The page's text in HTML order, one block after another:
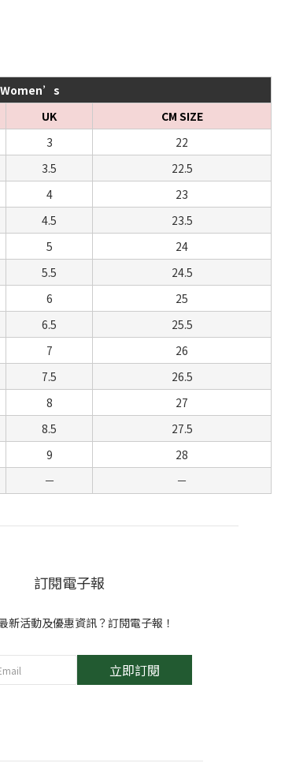
Women’s
UK
CM SIZE
3
22
3.5
22.5
4
23
4.5
23.5
5
24
5.5
24.5
6
25
6.5
25.5
7
26
7.5
26.5
8
27
8.5
27.5
9
28
－ －
訂閱電子報
新活動及優惠資訊？訂閱電子報！
立即訂閱